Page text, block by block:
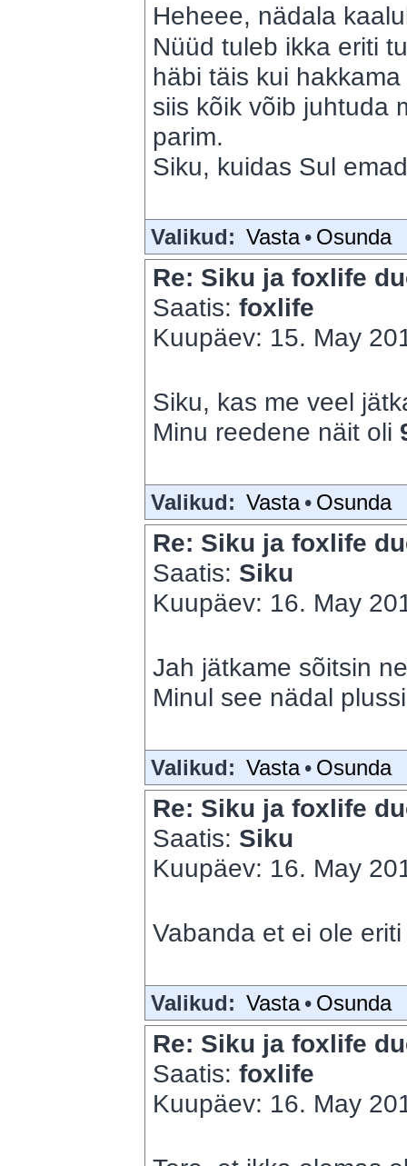
Heheee, nädala
Nüüd tuleb ikka eriti
häbi täis kui
siis kõik võib juhtuda
parim.
Siku, kuidas Sul
Valikud: Vasta • Osunda
Re: Siku ja foxlife
Saatis: foxlife
Kuupäev: 15. May
Siku, kas me veel
Minu reedene näit oli
Valikud: Vasta • Osunda
Re: Siku ja foxlife
Saatis: Siku
Kuupäev: 16. May
Jah jätkame sõitsin
Minul see nädal
Valikud: Vasta • Osunda
Re: Siku ja foxlife
Saatis: Siku
Kuupäev: 16. May
Vabanda et ei ole
Valikud: Vasta • Osunda
Re: Siku ja foxlife
Saatis: foxlife
Kuupäev: 16. May